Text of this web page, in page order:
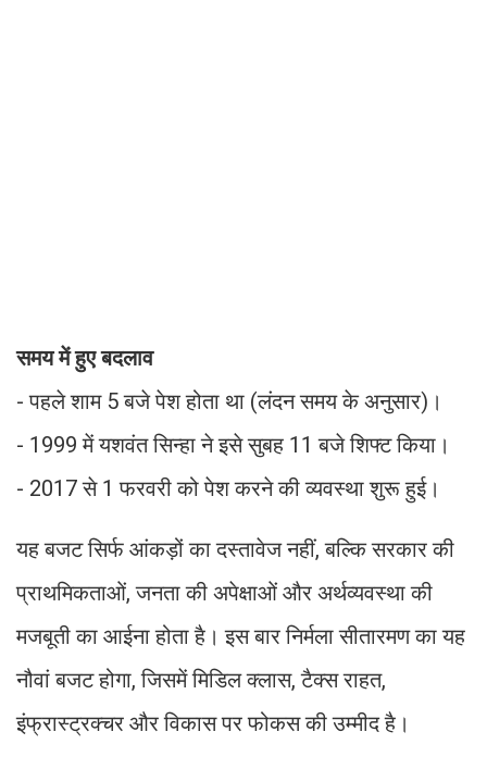
समय में हुए बदलाव
- पहले शाम 5 बजे पेश होता था (लंदन समय के अनुसार)।
- 1999 में यशवंत सिन्हा ने इसे सुबह 11 बजे शिफ्ट किया।
- 2017 से 1 फरवरी को पेश करने की व्यवस्था शुरू हुई।
यह बजट सिर्फ आंकड़ों का दस्तावेज नहीं, बल्कि सरकार की
प्राथमिकताओं, जनता की अपेक्षाओं और अर्थव्यवस्था की
मजबूती का आईना होता है। इस बार निर्मला सीतारमण का यह
नौवां बजट होगा, जिसमें मिडिल क्लास, टैक्स राहत,
इंफ्रास्ट्रक्चर और विकास पर फोकस की उम्मीद है।